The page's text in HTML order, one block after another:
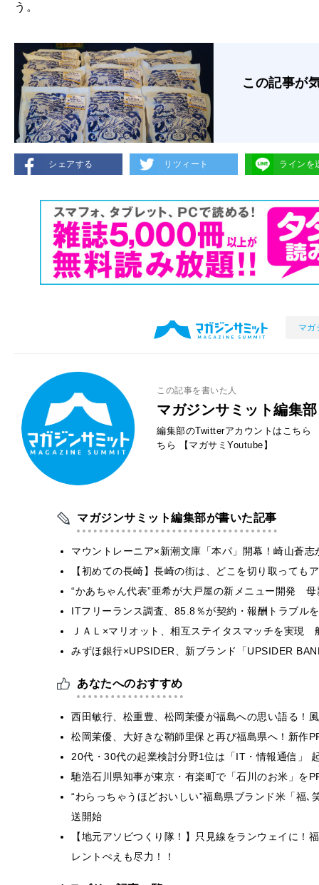
う。
この記事が
シェアする リツィート ラインを
マガ
この記事を書いた人
マガジンサミット編集部
編集部のTwitterアカウントはこちら
ちら
【マガサミYoutube】
マガジンサミット編集部が書いた記事
マウントレーニア×新潮文庫「本パ」開幕！崎山蒼
【初めての長崎】長崎の街は、どこを切り取って
“かあちゃん代表”亜希が大戸屋の新メニュー開発
ITフリーランス調査、85.8％が契約・報酬トラブ
ＪＡＬ×マリオット、相互ステイタスマッチを実
みずほ銀行×UPSIDER、新ブランド「UPSIDER
あなたへのおすすめ
西田敏行、松重豊、松岡茉優が福島への思い語る！
松岡茉優、大好きな鞘師里保と再び福島県へ！新作
20代・30代の起業検討分野1位は「IT・情報通信」
馳浩石川県知事が東京・有楽町で「石川のお米」を
“わらっちゃうほどおいしい”福島県ブランド米「福
送開始
【地元アソビつくり隊！】只見線をランウェイに！
レントぺえも尽力！！